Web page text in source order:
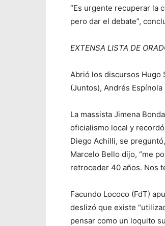
“Es urgente recuperar la
pero dar el debate”,
EXTENSA LISTA DE
Abrió los discursos Hugo
(Juntos), Andrés
La massista Jimena
oficialismo local y
Diego Achilli, se
Marcelo Bello dijo, “me
retroceder 40 años. Nos
Facundo Lococo (FdT)
deslizó que existe
pensar como un loquito